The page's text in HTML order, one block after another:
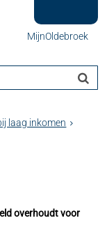
MijnOldebroek
laag inkomen
overhoudt voor